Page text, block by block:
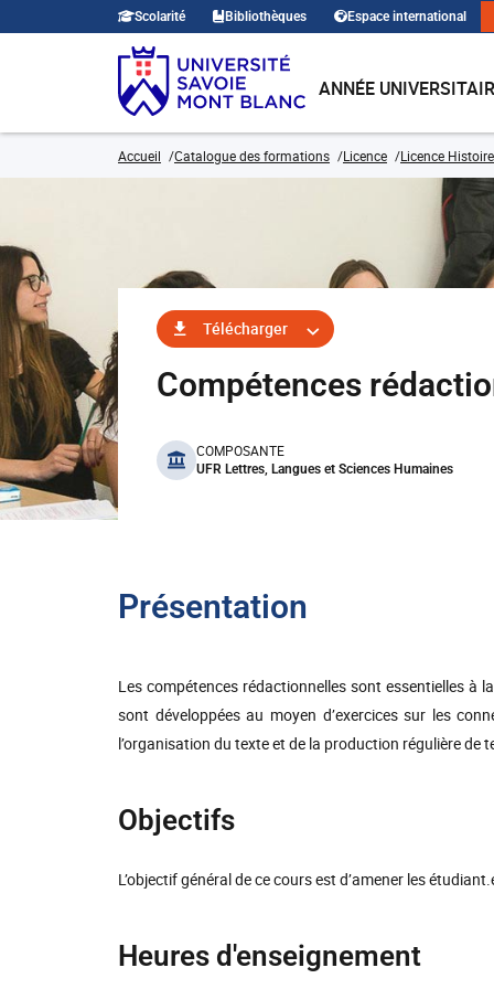
Scolarité Bibliothèques Espace international
ANNÉE
Accueil Catalogue des formations Licence Licence Histoire
Télécharger
Compétences
benefits
COMPOSANTE
UFR Lettres, Langues et Sciences Humaines
Présentation
Les compétences rédactionnelles sont essentielles à
sont développées au moyen d’exercices sur les
l’organisation du texte et de la production régulière de
Objectifs
L’objectif général de ce cours est d’amener les
Heures d'enseignement